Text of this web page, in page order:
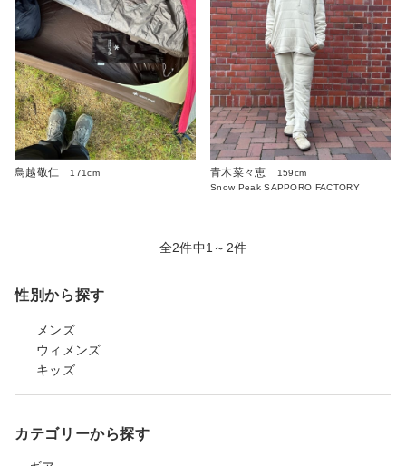
鳥越敬仁 171cm 青木菜々恵
159cm
Snow Peak SAPPORO FACTORY
全2件中1～2件
性別から探す
メンズ
ウィメンズ
キッズ
カテゴリーから探す